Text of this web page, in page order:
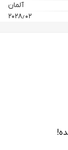
آلمان
۲۰۲۸٫۰۲